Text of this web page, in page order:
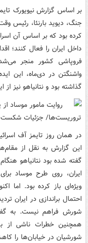
بر اساس گزارش نیویورک
جنگ، دیوید بارنئا، رئیس وقت
کرده بود که بر اساس آن
داخل ایران را فعال کنند؛
فروپاشی کشور منجر
واشنگتن در دی‌ماه، این
گذاشته بود و نتانیاهو نیز
در همان روز تایمز آف
این گزارش به نقل از
گفته شده بود نتانیاهو
ایران، روی طرح موساد
ویژه‌ای باز کرده بود. اما
احتمال براندازی در ایران
شورش فراهم نیست. به
همچنین خطرات ناشی از
شورشیان در خیابان‌ها را